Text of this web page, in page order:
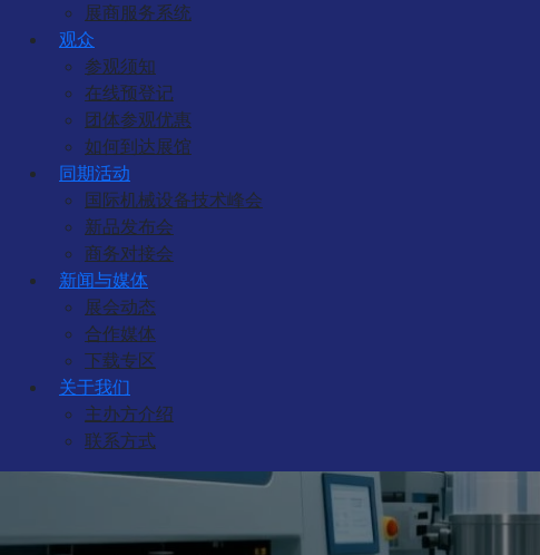
展商服务系统
观众
参观须知
在线预登记
团体参观优惠
如何到达展馆
同期活动
国际机械设备技术峰会
新品发布会
商务对接会
新闻与媒体
展会动态
合作媒体
下载专区
关于我们
主办方介绍
联系方式